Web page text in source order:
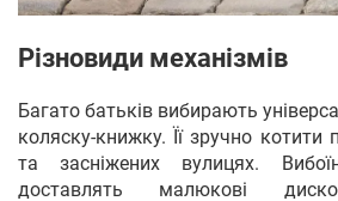
Різновиди механізмів
Багато батьків вибирають
коляску-книжку. Її зручно котити
та засніжених вулицях.
доставлять малюкові